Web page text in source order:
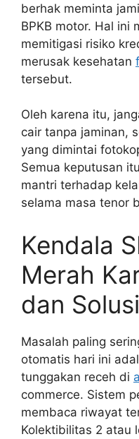
berhak meminta
BPKB motor. Hal ini
memitigasi risiko
merusak kesehatan
tersebut.
Oleh karena itu,
cair tanpa jaminan,
yang dimintai
Semua keputusan
mantri terhadap
selama masa tenor
Kendala
Merah
dan
Masalah paling
otomatis hari ini
tunggakan receh di
commerce. Sistem
membaca riwayat
Kolektibilitas 2 atau